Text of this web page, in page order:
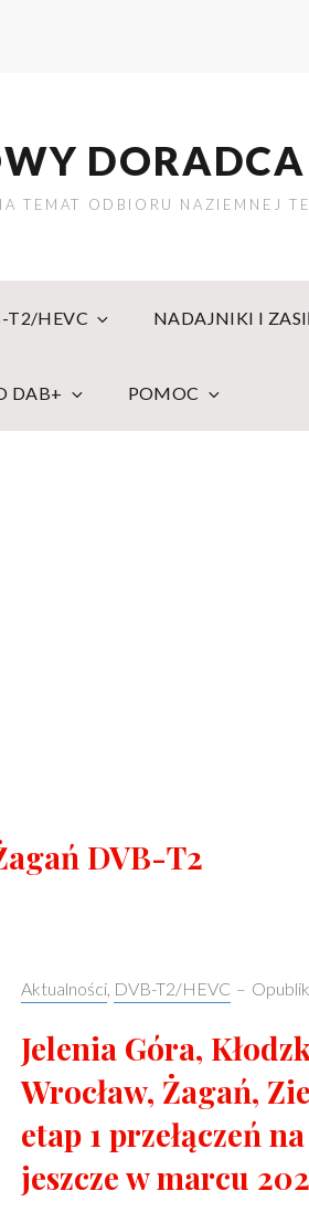
DORADCA
TEMAT ODBIORU NAZIEMNEJ
T2/HEVC NADAJNIKI I
DAB+ POMOC
DVB-T2
Categories:
Aktualności, DVB-T2/HEVC –
Jelenia Góra,
Wrocław, Żagań,
etap 1 przełączeń
jeszcze w marcu